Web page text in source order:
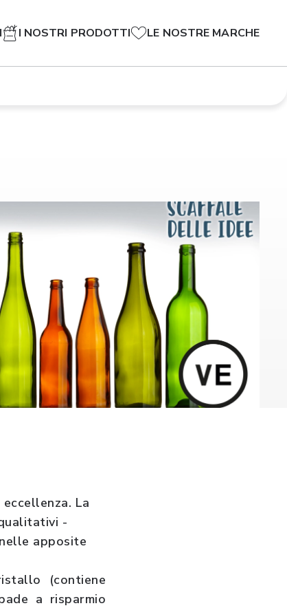
I NOSTRI PRODOTTI LE NOSTRE MARCHE
La
-
apposite
(contiene
a risparmio